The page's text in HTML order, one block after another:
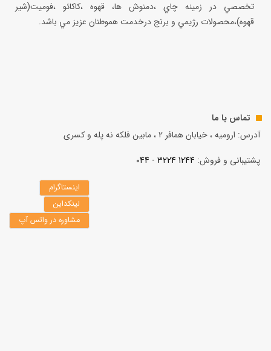
تخصصي در زمينه چاي ،دمنوش ها، قهوه ،كاكائو ،فوميت(شير
قهوه)،محصولات رژيمي و برنج درخدمت هموطنان عزيز مي باشد.
تماس با ما
آدرس: ارومیه ، خیابان همافر 2 ، مابين فلكه نه پله و کسری
پشتیبانی و فروش: 1244 3224 - 044
اینستاگرام
لینکداین
مشاوره در واتس آپ